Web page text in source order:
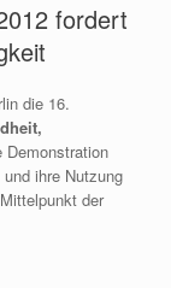
fordert
die 16.
Demonstration
ihre Nutzung
der